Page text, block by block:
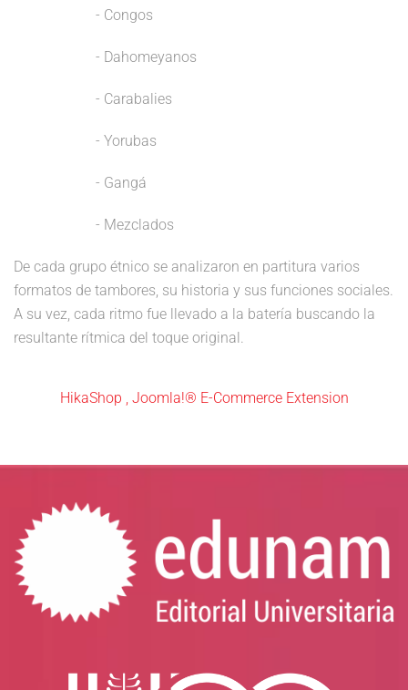
- Congos
- Dahomeyanos
- Carabalies
- Yorubas
- Gangá
- Mezclados
De cada grupo étnico se analizaron en partitura varios
formatos de tambores, su historia y sus funciones sociales.
A su vez, cada ritmo fue llevado a la batería buscando la
resultante rítmica del toque original.
HikaShop , Joomla!® E-Commerce Extension